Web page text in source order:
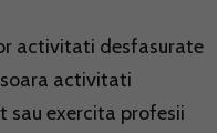
activitati desfasurate
activitati
sau exercita profesii